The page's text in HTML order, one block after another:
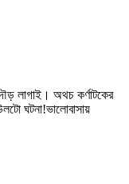
লাগাই। অথচ কর্ণাটকের
ঘটনা!ভালোবাসায়